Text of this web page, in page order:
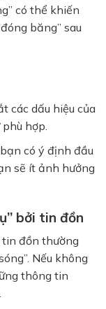
có thể khiến
băng” sau
các dấu hiệu của
hợp.
có ý định đầu
sẽ ít ảnh hưởng
bởi tin đồn
đồn thường
Nếu không
thông tin